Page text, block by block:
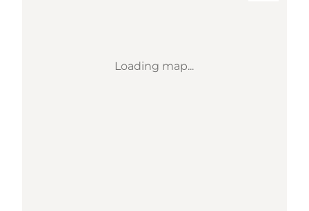
Loading map...